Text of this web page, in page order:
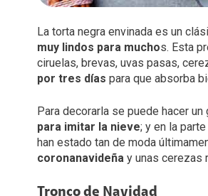
La torta negra envinada es un
muy lindos para muchos. Esta
ciruelas, brevas, uvas pasas,
por tres días para que absorba
Para decorarla se puede hacer
para imitar la nieve; y en la
han estado tan de moda
coronanavideña y unas cerezas
Tronco de Navidad